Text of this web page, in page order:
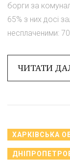
борги за
65% з них досі
несплаченими:
ЧИТАТИ
ХАРКІВСЬКА